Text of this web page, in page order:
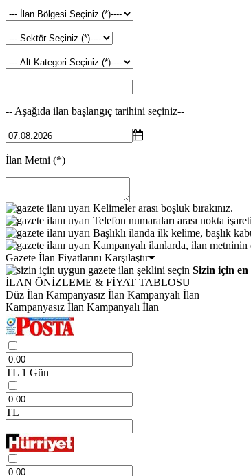
-- Aşağıda ilan başlangıç tarihini seçiniz--
İlan Metni (*)
Kelimeler arası boşluk bırakınız.
Telefon numaraları arası nokta
Başlıklı ilanda ilk kelime, başlık
Kampanyalı ilanlarda, ilan
Gazete İlan Fiyatlarını Karşılaştır
Sizin için en
İLAN ÖNİZLEME & FİYAT TABLOSU
Düz İlan Kampanyasız İlan Kampanyalı İlan
Kampanyasız İlan Kampanyalı İlan
TL 1 Gün
TL